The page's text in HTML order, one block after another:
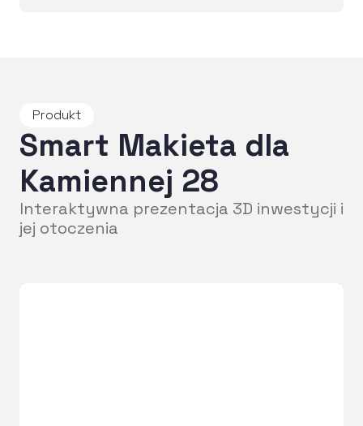
Produkt
Smart Makieta dla
Kamiennej 28
Interaktywna prezentacja 3D inwestycji i
jej otoczenia